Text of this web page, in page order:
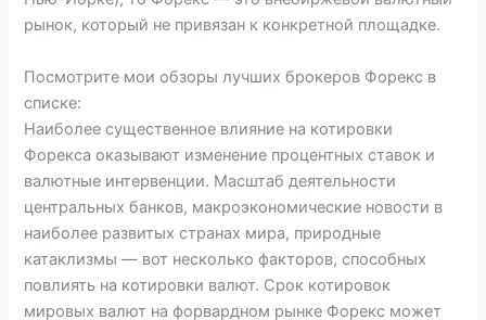
рынок, который не привязан к конкретной площадке.
Посмотрите мои обзоры лучших брокеров Форекс в
списке:
Наиболее существенное влияние на котировки
Форекса оказывают изменение процентных ставок и
валютные интервенции. Масштаб деятельности
центральных банков, макроэкономические новости в
наиболее развитых странах мира, природные
катаклизмы — вот несколько факторов, способных
повлиять на котировки валют. Срок котировок
мировых валют на форвардном рынке Форекс может